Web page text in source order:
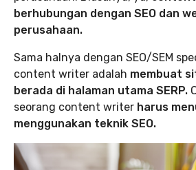
berhubungan dengan SEO dan
perusahaan.
Sama halnya dengan SEO/SEM
content writer adalah membuat
berada di halaman utama SERP.
seorang content writer harus
menggunakan teknik SEO.